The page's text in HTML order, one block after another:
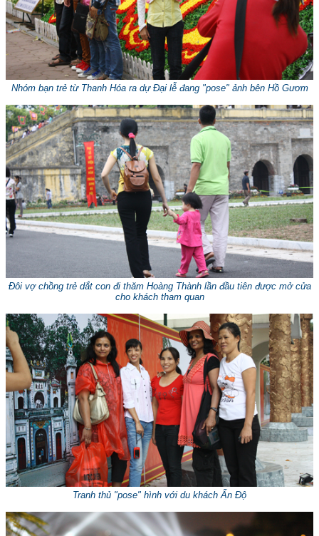
Nhóm bạn trẻ từ Thanh Hóa ra dự Đại lễ đang "pose" ảnh bên Hồ Gươm
Đôi vợ chồng trẻ dắt con đi thăm Hoàng Thành lần đầu tiên được mở cửa
cho khách tham quan
Tranh thủ "pose" hình với du khách Ấn Độ